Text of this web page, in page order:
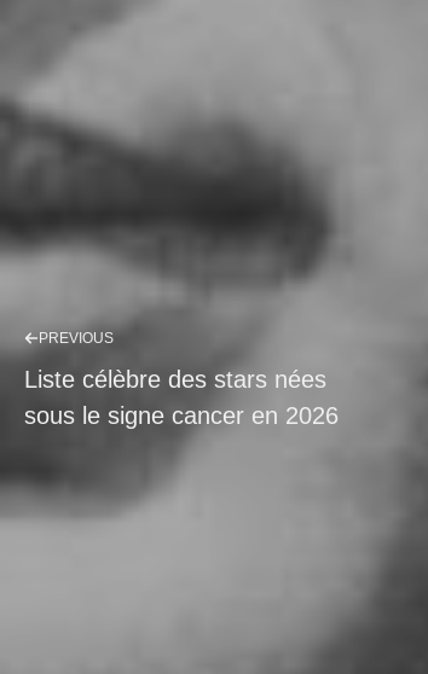
PREVIOUS
Liste célèbre des stars nées
sous le signe cancer en 2026